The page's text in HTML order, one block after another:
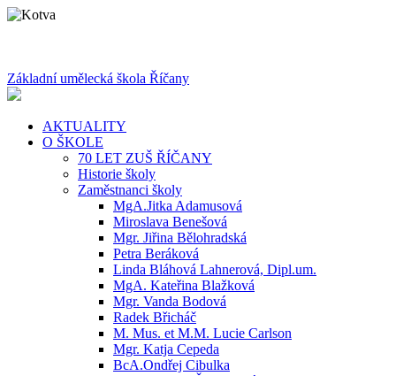
Základní umělecká škola Říčany
AKTUALITY
O ŠKOLE
70 LET ZUŠ ŘÍČANY
Historie školy
Zaměstnanci školy
MgA.Jitka Adamusová
Miroslava Benešová
Mgr. Jiřina Bělohradská
Petra Beráková
Linda Bláhová Lahnerová, Dipl.um.
MgA. Kateřina Blažková
Mgr. Vanda Bodová
Radek Břicháč
M. Mus. et M.M. Lucie Carlson
Mgr. Katja Cepeda
BcA.Ondřej Cibulka